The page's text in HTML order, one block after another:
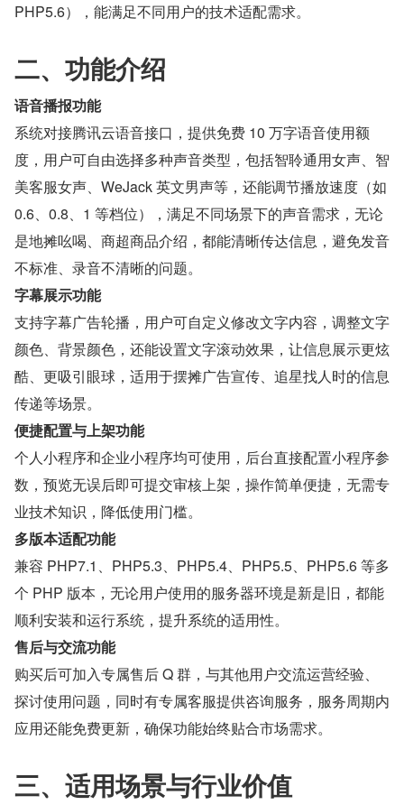
PHP5.6），能满足不同用户的技术适配需求。
二、功能介绍
语音播报功能
系统对接腾讯云语音接口，提供免费 10 万字语音使用额
度，用户可自由选择多种声音类型，包括智聆通用女声、智
美客服女声、WeJack 英文男声等，还能调节播放速度（如
0.6、0.8、1 等档位），满足不同场景下的声音需求，无论
是地摊吆喝、商超商品介绍，都能清晰传达信息，避免发音
不标准、录音不清晰的问题。
字幕展示功能
支持字幕广告轮播，用户可自定义修改文字内容，调整文字
颜色、背景颜色，还能设置文字滚动效果，让信息展示更炫
酷、更吸引眼球，适用于摆摊广告宣传、追星找人时的信息
传递等场景。
便捷配置与上架功能
个人小程序和企业小程序均可使用，后台直接配置小程序参
数，预览无误后即可提交审核上架，操作简单便捷，无需专
业技术知识，降低使用门槛。
多版本适配功能
兼容 PHP7.1、PHP5.3、PHP5.4、PHP5.5、PHP5.6 等多
个 PHP 版本，无论用户使用的服务器环境是新是旧，都能
顺利安装和运行系统，提升系统的适用性。
售后与交流功能
购买后可加入专属售后 Q 群，与其他用户交流运营经验、
探讨使用问题，同时有专属客服提供咨询服务，服务周期内
应用还能免费更新，确保功能始终贴合市场需求。
三、适用场景与行业价值